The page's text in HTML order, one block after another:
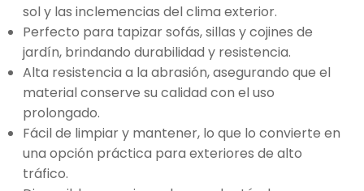
sol y las inclemencias del clima exterior.
Perfecto para tapizar sofás, sillas y cojines de
jardín, brindando durabilidad y resistencia.
Alta resistencia a la abrasión, asegurando que el
material conserve su calidad con el uso
prolongado.
Fácil de limpiar y mantener, lo que lo convierte en
una opción práctica para exteriores de alto
tráfico.